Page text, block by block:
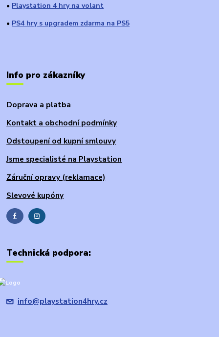
● Playstation 4 hry na volant
● PS4 hry s upgradem zdarma na PS5
Info pro zákazníky
Doprava a platba
Kontakt a obchodní podmínky
Odstoupení od kupní smlouvy
Jsme specialisté na Playstation
Záruční opravy (reklamace)
Slevové kupóny
Technická podpora:
info@playstation4hry.cz